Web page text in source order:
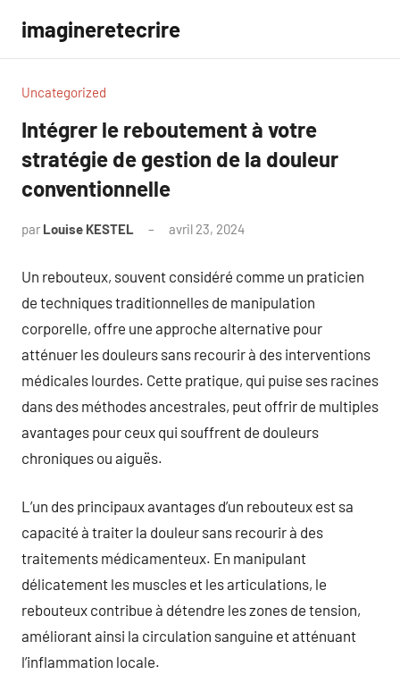
contenu
imagineretecrire
Uncategorized
Intégrer le reboutement à votre
stratégie de gestion de la douleur
conventionnelle
par Louise KESTEL avril 23, 2024
Un rebouteux, souvent considéré comme un praticien
de techniques traditionnelles de manipulation
corporelle, offre une approche alternative pour
atténuer les douleurs sans recourir à des interventions
médicales lourdes. Cette pratique, qui puise ses racines
dans des méthodes ancestrales, peut offrir de multiples
avantages pour ceux qui souffrent de douleurs
chroniques ou aiguës.
L’un des principaux avantages d’un rebouteux est sa
capacité à traiter la douleur sans recourir à des
traitements médicamenteux. En manipulant
délicatement les muscles et les articulations, le
rebouteux contribue à détendre les zones de tension,
améliorant ainsi la circulation sanguine et atténuant
l’inflammation locale.